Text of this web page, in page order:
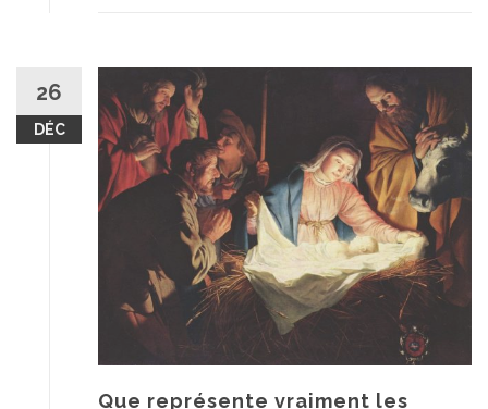
26
DÉC
Que représente vraiment les